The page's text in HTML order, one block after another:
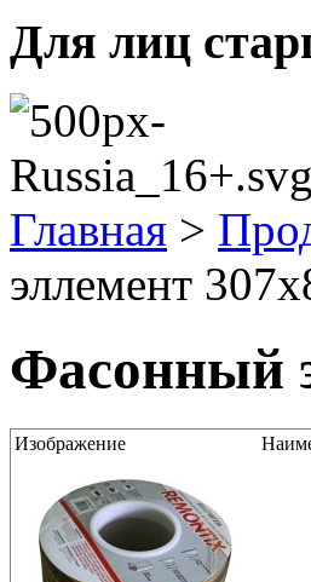
Для лиц
Главная >
эллемент
Фасонный
Изображение